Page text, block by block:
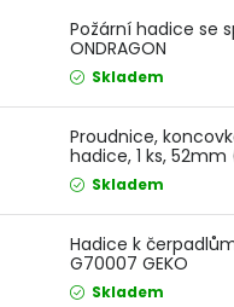
Domácnost
Dětská hřiště
Autodoplňky
Požární hadice se
ONDRAGON
Skladem
Proudnice,
hadice, 1 ks, 52mm
KRAFT&DELE
Skladem
Hadice k
G70007 GEKO
Skladem